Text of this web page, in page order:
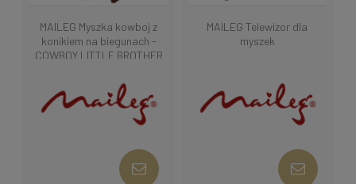
MAILEG Myszka kowboj z
konikiem na biegunach -
COWBOY LITTLE BROTHER
MAILEG Telewizor dla
myszek